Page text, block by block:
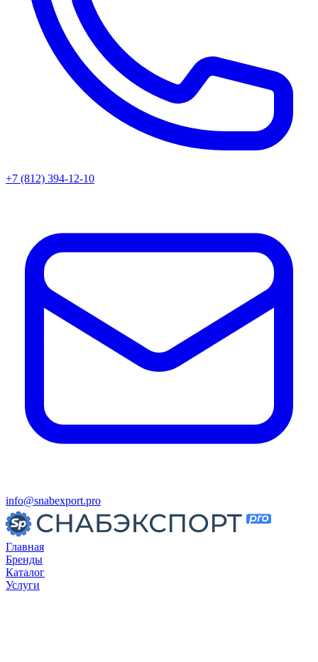
+7 (812) 394-12-10
info@snabexport.pro
Главная
Бренды
Каталог
Услуги